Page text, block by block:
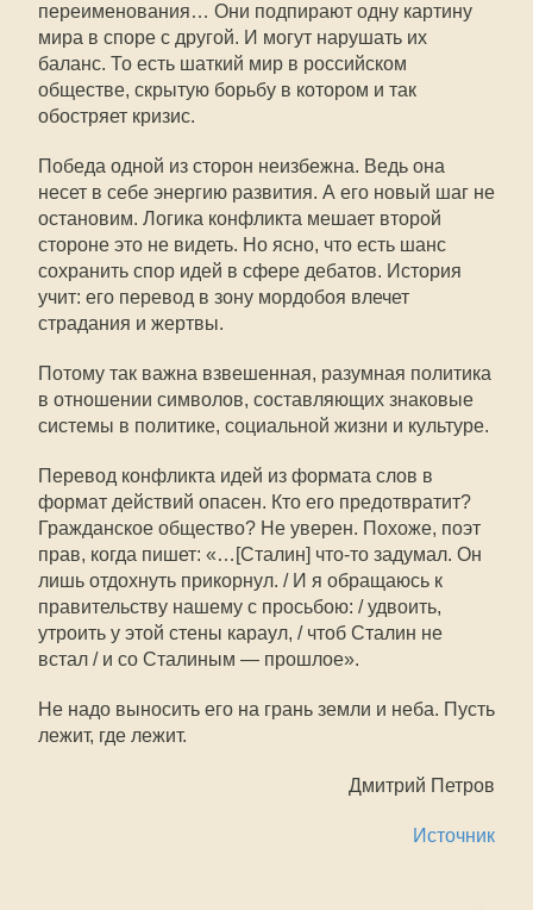
переименования… Они подпирают одну картину
мира в споре с другой. И могут нарушать их
баланс. То есть шаткий мир в российском
обществе, скрытую борьбу в котором и так
обостряет кризис.
Победа одной из сторон неизбежна. Ведь она
несет в себе энергию развития. А его новый шаг не
остановим. Логика конфликта мешает второй
стороне это не видеть. Но ясно, что есть шанс
сохранить спор идей в сфере дебатов. История
учит: его перевод в зону мордобоя влечет
страдания и жертвы.
Потому так важна взвешенная, разумная политика
в отношении символов, составляющих знаковые
системы в политике, социальной жизни и культуре.
Перевод конфликта идей из формата слов в
формат действий опасен. Кто его предотвратит?
Гражданское общество? Не уверен. Похоже, поэт
прав, когда пишет: «…[Сталин] что-то задумал. Он
лишь отдохнуть прикорнул. / И я обращаюсь к
правительству нашему с просьбою: / удвоить,
утроить у этой стены караул, / чтоб Сталин не
встал / и со Сталиным — прошлое».
Не надо выносить его на грань земли и неба. Пусть
лежит, где лежит.
Дмитрий Петров
Источник